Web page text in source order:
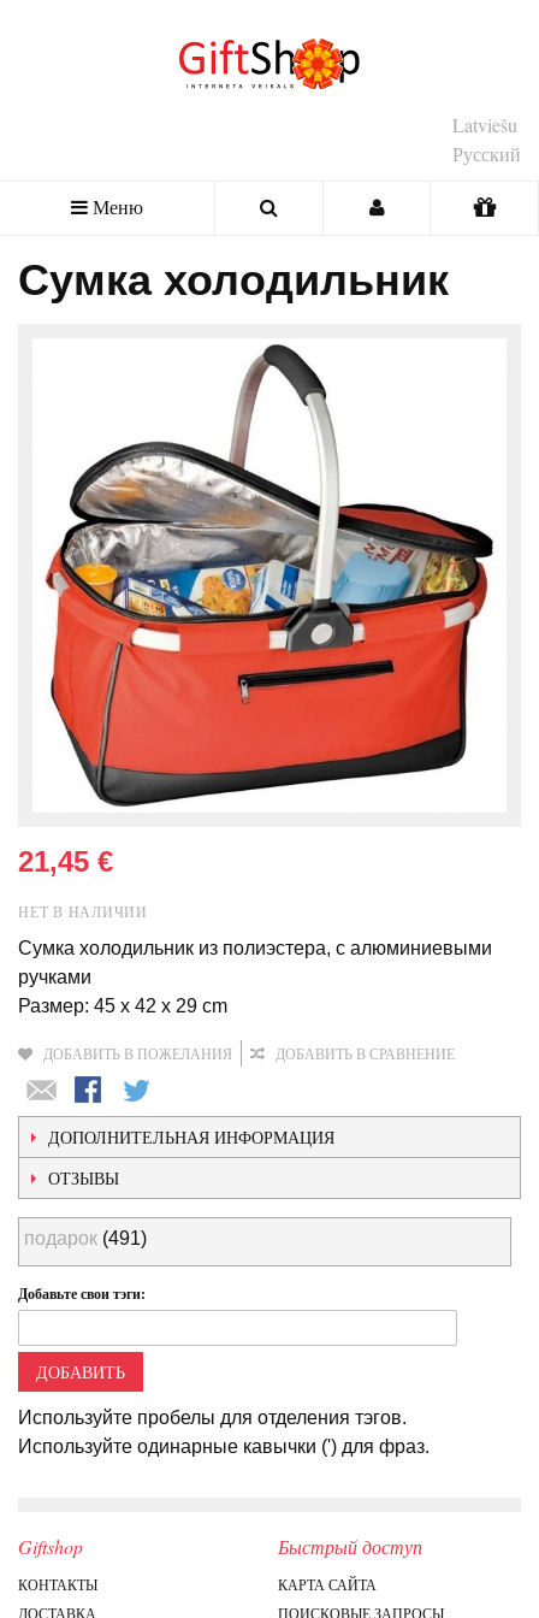
Latviešu
Русский
Меню
Сумка холодильник
21,45 €
НЕТ В НАЛИЧИИ
Сумка холодильник из полиэстера, с алюминиевыми
ручками
Размер: 45 x 42 x 29 cm
ДОБАВИТЬ В ПОЖЕЛАНИЯ ДОБАВИТЬ В СРАВНЕНИЕ
ДОПОЛНИТЕЛЬНАЯ ИНФОРМАЦИЯ
ОТЗЫВЫ
подарок (491)
Добавьте свои тэги:
ДОБАВИТЬ
Используйте пробелы для отделения тэгов.
Используйте одинарные кавычки (') для фраз.
Giftshop
КОНТАКТЫ
ДОСТАВКА
Быстрый доступ
КАРТА САЙТА
ПОИСКОВЫЕ ЗАПРОСЫ